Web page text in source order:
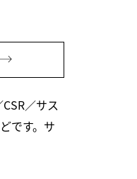
／サス
です。サ